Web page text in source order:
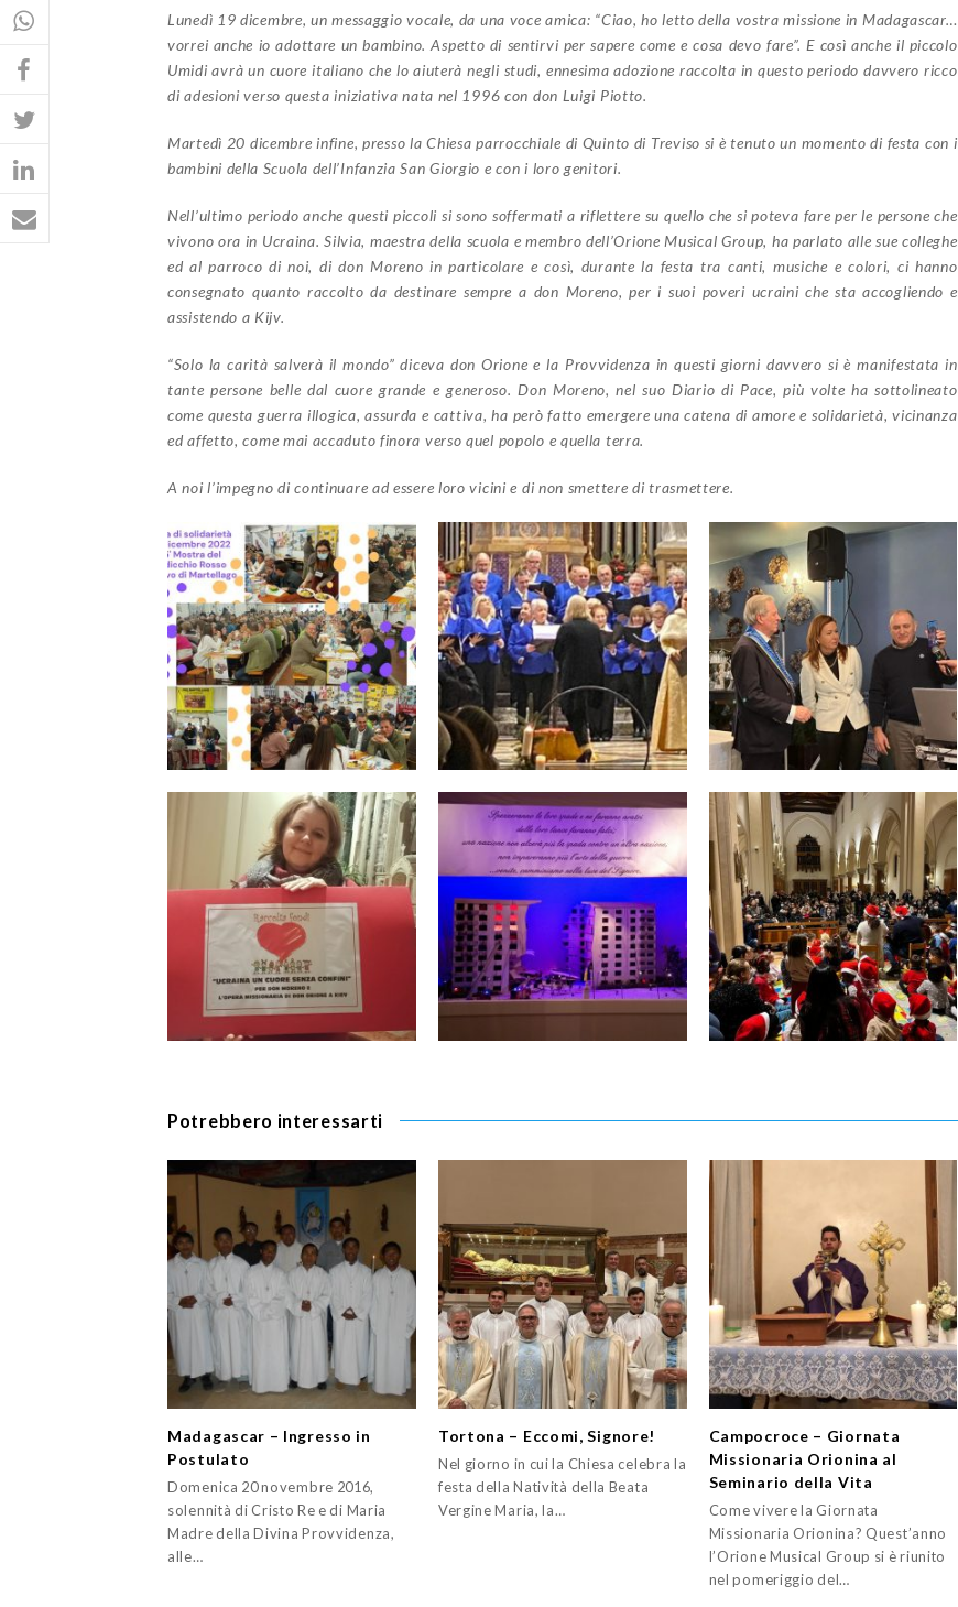
Lunedì 19 dicembre, un messaggio vocale, da una voce amica: “Ciao, ho letto della vostra missione in Madagascar…
vorrei anche io adottare un bambino. Aspetto di sentirvi per sapere come e cosa devo fare”. E così anche il piccolo
Umidi avrà un cuore italiano che lo aiuterà negli studi, ennesima adozione raccolta in questo periodo davvero ricco
di adesioni verso questa iniziativa nata nel 1996 con don Luigi Piotto.
Martedì 20 dicembre infine, presso la Chiesa parrocchiale di Quinto di Treviso si è tenuto un momento di festa con i
bambini della Scuola dell’Infanzia San Giorgio e con i loro genitori.
Nell’ultimo periodo anche questi piccoli si sono soffermati a riflettere su quello che si poteva fare per le persone che
vivono ora in Ucraina. Silvia, maestra della scuola e membro dell’Orione Musical Group, ha parlato alle sue colleghe
ed al parroco di noi, di don Moreno in particolare e così, durante la festa tra canti, musiche e colori, ci hanno
consegnato quanto raccolto da destinare sempre a don Moreno, per i suoi poveri ucraini che sta accogliendo e
assistendo a Kijv.
“Solo la carità salverà il mondo” diceva don Orione e la Provvidenza in questi giorni davvero si è manifestata in
tante persone belle dal cuore grande e generoso. Don Moreno, nel suo Diario di Pace, più volte ha sottolineato
come questa guerra illogica, assurda e cattiva, ha però fatto emergere una catena di amore e solidarietà, vicinanza
ed affetto, come mai accaduto finora verso quel popolo e quella terra.
A noi l’impegno di continuare ad essere loro vicini e di non smettere di trasmettere.
Potrebbero interessarti
Madagascar – Ingresso in
Postulato
Domenica 20 novembre 2016,
solennità di Cristo Re e di Maria
Madre della Divina Provvidenza,
alle…
Tortona – Eccomi, Signore!
Nel giorno in cui la Chiesa celebra la
festa della Natività della Beata
Vergine Maria, la…
Campocroce – Giornata
Missionaria Orionina al
Seminario della Vita
Come vivere la Giornata
Missionaria Orionina? Quest’anno
l’Orione Musical Group si è riunito
nel pomeriggio del…